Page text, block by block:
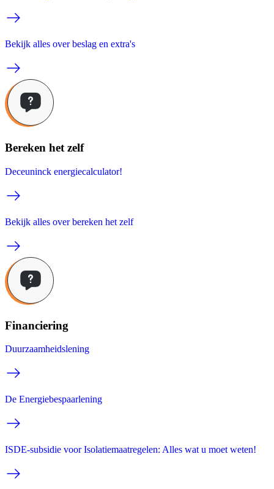
Bekijk alles over beslag en extra's
Bereken het zelf
Deceuninck energiecalculator!
Bekijk alles over bereken het zelf
Financiering
Duurzaamheidslening
De Energiebespaarlening
ISDE-subsidie voor Isolatiemaatregelen: Alles wat u moet weten!